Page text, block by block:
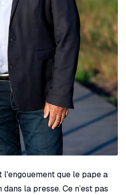
l'engouement que le pape a
la presse. Ce n’est pas